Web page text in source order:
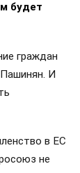
будет
граждан
И
в ЕС
не